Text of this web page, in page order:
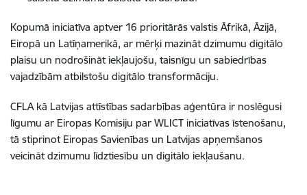
Kopumā iniciatīva aptver 16 prioritārās valstis Āfrikā, Āzijā,
Eiropā un Latīņamerikā, ar mērķi mazināt dzimumu digitālo
plaisu un nodrošināt iekļaujošu, taisnīgu un sabiedrības
vajadzībām atbilstošu digitālo transformāciju.
CFLA kā Latvijas attīstības sadarbības aģentūra ir noslēgusi
līgumu ar Eiropas Komisiju par WLICT iniciatīvas īstenošanu,
tā stiprinot Eiropas Savienības un Latvijas apņemšanos
veicināt dzimumu līdztiesību un digitālo iekļaušanu.